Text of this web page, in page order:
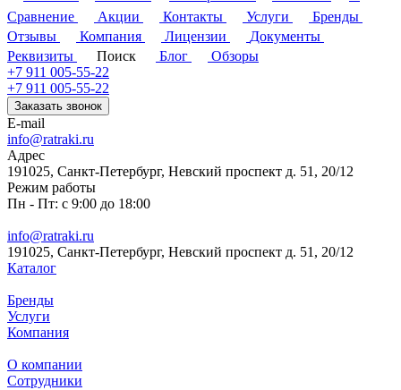
Сравнение
Акции Контакты Услуги
Бренды
Отзывы
Компания Лицензии
Документы
Реквизиты
Поиск Блог
Обзоры
+7 911 005-55-22
+7 911 005-55-22
Заказать звонок
E-mail
info@ratraki.ru
Адрес
191025, Санкт-Петербург, Невский проспект д. 51, 20/12
Режим работы
Пн - Пт: с 9:00 до 18:00
info@ratraki.ru
191025, Санкт-Петербург, Невский проспект д. 51, 20/12
Каталог
Бренды
Услуги
Компания
О компании
Сотрудники